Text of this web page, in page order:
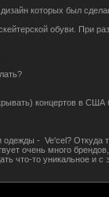
которых был
обуви. При
концертов в США
одежды - Ve'cel? Откуда
очень много брендов,
что-то уникальное и с